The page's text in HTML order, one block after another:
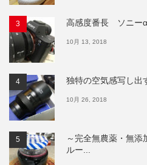
高感度番長 ソニー
10月 13, 2018
独特の空気感写し出
10月 26, 2018
～完全無農薬・無
ルー...